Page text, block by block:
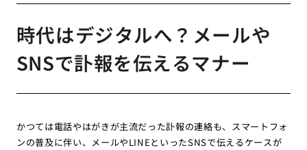
時代はデジタルへ？メールや
SNSで訃報を伝えるマナー
かつては電話やはがきが主流だった訃報の連絡も、スマートフォ
ンの普及に伴い、メールやLINEといったSNSで伝えるケースが